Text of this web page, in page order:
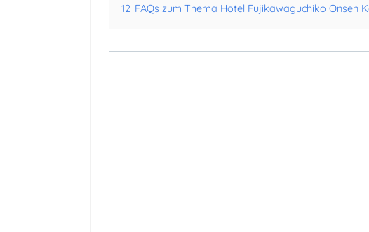
12 FAQs zum Thema Hotel Fujikawaguchiko Onsen